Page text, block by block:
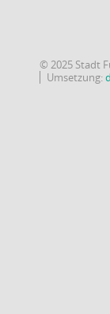
© 2025 Stadt
Umsetzung: